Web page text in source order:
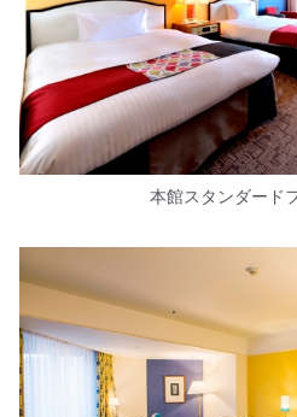
本館スタンダード